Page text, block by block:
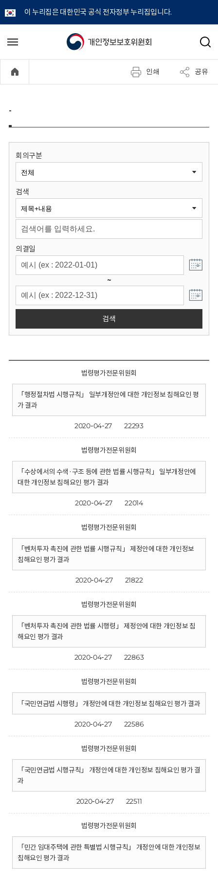
이 누리집은 대한민국 공식 전자정부 누리집입니다.
개
정
보
원
회
메
기
검
인쇄 공유
-
회의구분
검색
의결일
~
검색
법령평가전문위원회
「행정절차법 시행규칙」 일부개정안에 대한 개인정보 침해요인 평
가 결과
2020-04-27 22293
법령평가전문위원회
「수상에서의 수색·구조 등에 관한 법률 시행규칙」 일부개정안에
대한 개인정보 침해요인 평가 결과
2020-04-27 22014
법령평가전문위원회
「벤처투자 촉진에 관한 법률 시행규칙」 제정안에 대한 개인정보
침해요인 평가 결과
2020-04-27 21822
법령평가전문위원회
「벤처투자 촉진에 관한 법률 시행령」 제정안에 대한 개인정보 침
해요인 평가 결과
2020-04-27 22863
법령평가전문위원회
「국민연금법 시행령」 개정안에 대한 개인정보 침해요인 평가 결과
2020-04-27 22586
법령평가전문위원회
「국민연금법 시행규칙」 개정안에 대한 개인정보 침해요인 평가 결
과
2020-04-27 22511
법령평가전문위원회
「민간 임대주택에 관한 특별법 시행규칙」 개정안에 대한 개인정보
침해요인 평가 결과